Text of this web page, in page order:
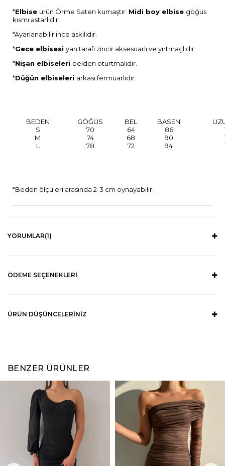
*Elbise ürün Örme Saten kumaştır. Midi boy elbise göğüs
kısmı astarlıdır.
*Ayarlanabilir ince askılıdır.
*Gece elbisesi yan tarafı zincir aksesuarlı ve yırtmaçlıdır.
*Nişan elbiseleri belden oturtmalıdır.
*Düğün elbiseleri arkası fermuarlıdır.
BEDEN GÖĞÜS BEL BASEN
S
70 64 86
M
74 68 90
L
78 72 94
*Beden ölçüleri arasında 2-3 cm oynayabilir.
YORUMLAR(1)
ÖDEME SEÇENEKLERI
ÜRÜN DÜŞÜNCELERINIZ
BENZER ÜRÜNLER